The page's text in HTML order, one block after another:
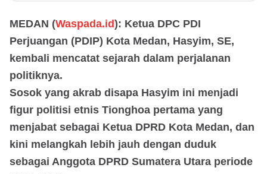
MEDAN (Waspada.id): Ketua DPC PDI
Perjuangan (PDIP) Kota Medan, Hasyim, SE,
kembali mencatat sejarah dalam perjalanan
politiknya.
Sosok yang akrab disapa Hasyim ini menjadi
figur politisi etnis Tionghoa pertama yang
menjabat sebagai Ketua DPRD Kota Medan, dan
kini melangkah lebih jauh dengan duduk
sebagai Anggota DPRD Sumatera Utara periode